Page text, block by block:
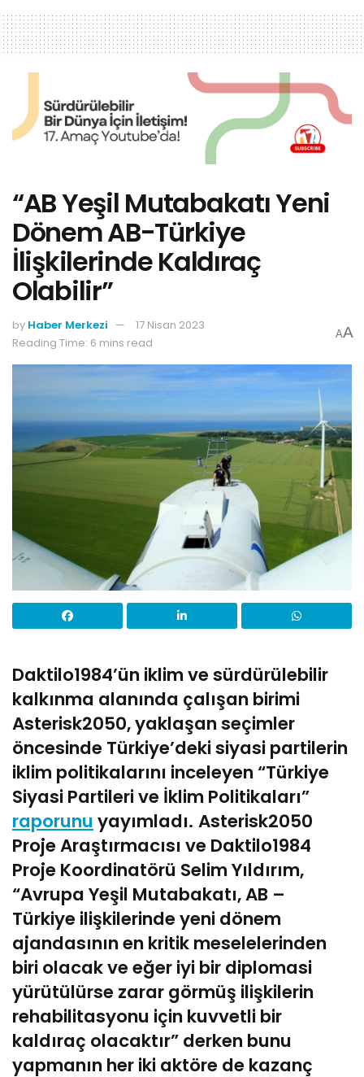
“AB Yeşil Mutabakatı Yeni
Dönem AB-Türkiye
İlişkilerinde Kaldıraç
Olabilir”
by Haber Merkezi
17 Nisan 2023
Reading Time: 6 mins read
AA
Daktilo1984’ün iklim ve sürdürülebilir
kalkınma alanında çalışan birimi
Asterisk2050, yaklaşan seçimler
öncesinde Türkiye’deki siyasi partilerin
iklim politikalarını inceleyen “Türkiye
Siyasi Partileri ve İklim Politikaları”
raporunuyayımladı. Asterisk2050
Proje Araştırmacısı ve Daktilo1984
Proje Koordinatörü Selim Yıldırım,
“Avrupa Yeşil Mutabakatı, AB –
Türkiye ilişkilerinde yeni dönem
ajandasının en kritik meselelerinden
biri olacak ve eğer iyi bir diplomasi
yürütülürse zarar görmüş ilişkilerin
rehabilitasyonu için kuvvetli bir
kaldıraç olacaktır” derken bunu
yapmanın her iki aktöre de kazanç